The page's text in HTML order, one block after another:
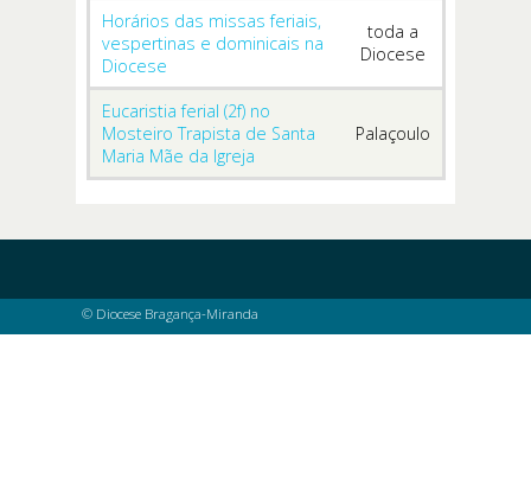
Horários das missas feriais,
vespertinas e dominicais na
Diocese
toda a
Diocese
Eucaristia ferial (2f) no
Mosteiro Trapista de Santa
Maria Mãe da Igreja
Palaçoulo
© Diocese Bragança-Miranda